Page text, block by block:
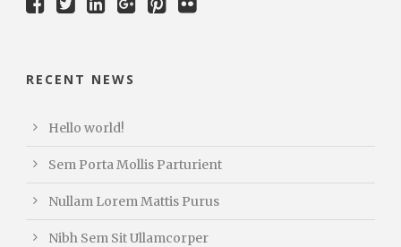
RECENT NEWS
Hello world!
Sem Porta Mollis Parturient
Nullam Lorem Mattis Purus
Nibh Sem Sit Ullamcorper